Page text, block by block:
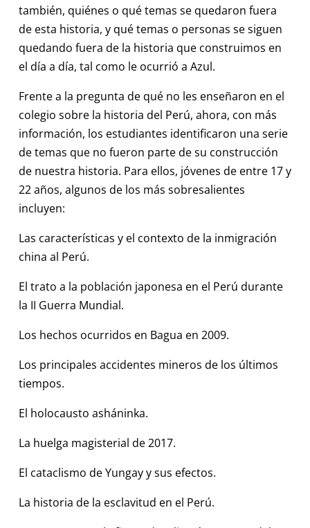
también, quiénes o qué temas se quedaron fuera
de esta historia, y qué temas o personas se siguen
quedando fuera de la historia que construimos en
el día a día, tal como le ocurrió a Azul.
Frente a la pregunta de qué no les enseñaron en el
colegio sobre la historia del Perú, ahora, con más
información, los estudiantes identificaron una serie
de temas que no fueron parte de su construcción
de nuestra historia. Para ellos, jóvenes de entre 17 y
22 años, algunos de los más sobresalientes
incluyen:
Las características y el contexto de la inmigración
china al Perú.
El trato a la población japonesa en el Perú durante
la II Guerra Mundial.
Los hechos ocurridos en Bagua en 2009.
Los principales accidentes mineros de los últimos
tiempos.
El holocausto asháninka.
La huelga magisterial de 2017.
El cataclismo de Yungay y sus efectos.
La historia de la esclavitud en el Perú.